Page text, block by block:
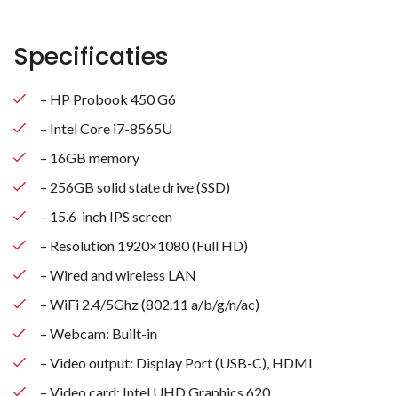
Specificaties
– HP Probook 450 G6
– Intel Core i7-8565U
– 16GB memory
– 256GB solid state drive (SSD)
– 15.6-inch IPS screen
– Resolution 1920×1080 (Full HD)
– Wired and wireless LAN
– WiFi 2.4/5Ghz (802.11 a/b/g/n/ac)
– Webcam: Built-in
– Video output: Display Port (USB-C), HDMI
– Video card: Intel UHD Graphics 620